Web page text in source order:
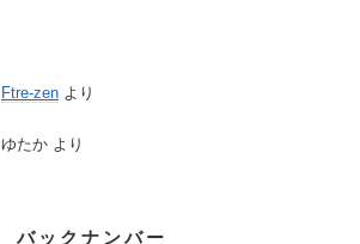
Ftre-zen より
ゆたか より
バックナンバー